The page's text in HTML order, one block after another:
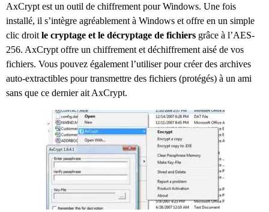
AxCrypt est un outil de chiffrement pour Windows. Une fois
installé, il s’intègre agréablement à Windows et offre en un simple
clic droit le cryptage et le décryptage de fichiers grâce à l’AES-
256. AxCrypt offre un chiffrement et déchiffrement aisé de vos
fichiers. Vous pouvez également l’utiliser pour créer des archives
auto-extractibles pour transmettre des fichiers (protégés) à un ami
sans que ce dernier ait AxCrypt.